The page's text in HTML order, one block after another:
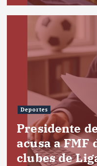
Deportes
Presidente
acusa a FMF
clubes de